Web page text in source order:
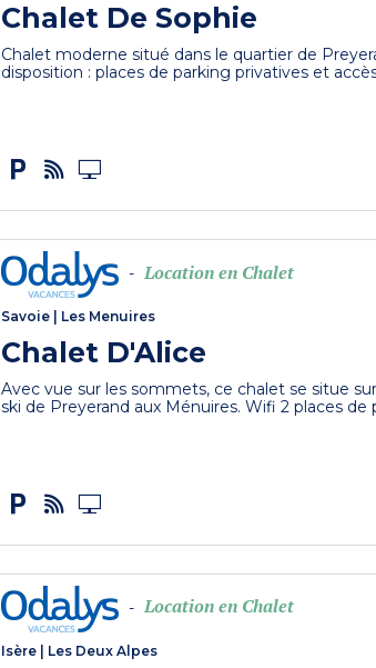
Chalet De Sophie
Chalet moderne situé dans le quartier de
disposition : places de parking privatives et
- Location en Chalet
Savoie Les Menuires
Chalet D'Alice
Avec vue sur les sommets, ce chalet se situe
ski de Preyerand aux Ménuires. Wifi 2 places de
- Location en Chalet
Isère | Les Deux Alpes